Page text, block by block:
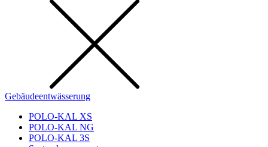
Gebäudeentwässerung
POLO-KAL XS
POLO-KAL NG
POLO-KAL 3S